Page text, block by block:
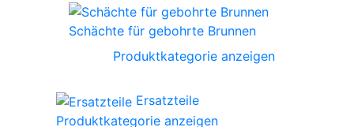
Schächte für gebohrte Brunnen
Produktkategorie anzeigen
Ersatzteile
Produktkategorie anzeigen